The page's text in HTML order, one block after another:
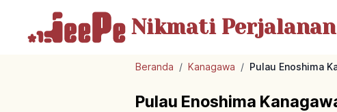
Nikmati Perjalanan
Beranda / Kanagawa / Pulau Enoshima
Pulau Enoshima